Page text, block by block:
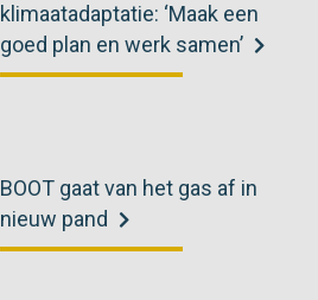
klimaatadaptatie: ‘Maak een
goed plan en werk samen’
BOOT gaat van het gas af in
nieuw pand